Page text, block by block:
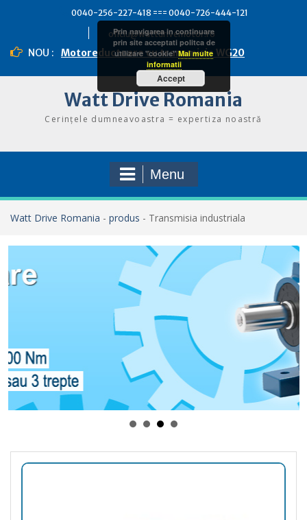
0040-256-227-418 === 0040-726-444-121
oficiu@wattdrivemotor.ro
NOU : Motoreductoare cu transmisie WG20
Watt Drive Romania
Cerințele dumneavoastra = expertiza noastră
Menu
Watt Drive Romania - produs - Transmisia industriala
Prin navigarea in continuare
prin site acceptati politca de
utilizare "cookie"Mai multe
informatii
Accept